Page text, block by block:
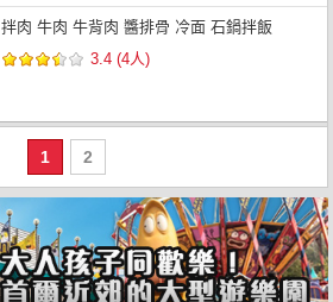
拌肉 牛肉 牛背肉 醬排骨 冷面 石鍋拌飯
3.4 (4人)
1 2